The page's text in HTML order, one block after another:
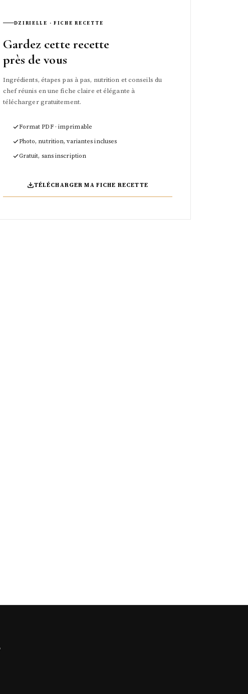
DZIRIELLE · FICHE RECETTE
Gardez cette recette
près de vous
Ingrédients, étapes pas à pas, nutrition et conseils du
chef réunis en une fiche claire et élégante à
télécharger gratuitement.
Format PDF · imprimable
Photo, nutrition, variantes incluses
Gratuit, sans inscription
TÉLÉCHARGER MA FICHE RECETTE